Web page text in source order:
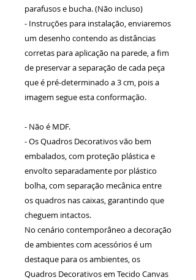
parafusos e bucha. (Não incluso)
- Instruções para instalação, enviaremos
um desenho contendo as distâncias
corretas para aplicação na parede, a fim
de preservar a separação de cada peça
que é pré-determinado a 3 cm, pois a
imagem segue esta conformação.
- Não é MDF.
- Os Quadros Decorativos vão bem
embalados, com proteção plástica e
envolto separadamente por plástico
bolha, com separação mecânica entre
os quadros nas caixas, garantindo que
cheguem intactos.
No cenário contemporâneo a decoração
de ambientes com acessórios é um
destaque para os ambientes, os
Quadros Decorativos em Tecido Canvas